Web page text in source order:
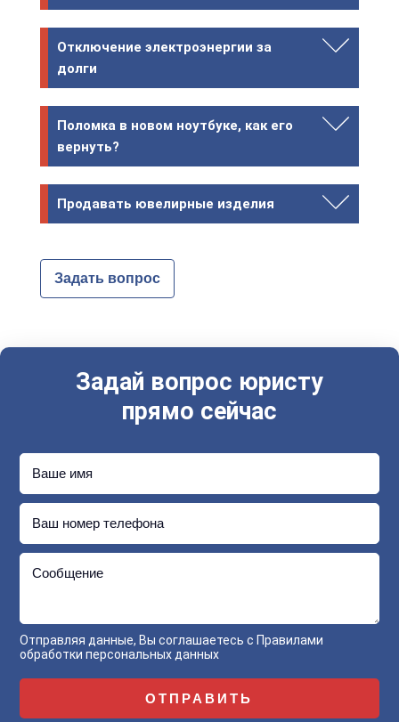
Отключение электроэнергии за
долги
Поломка в новом ноутбуке, как его
вернуть?
Продавать ювелирные изделия
Задать вопрос
Задай вопрос юристу
прямо сейчас
Ваше имя
Ваш номер телефона
Сообщение
Отправляя данные, Вы соглашаетесь с Правилами
обработки персональных данных